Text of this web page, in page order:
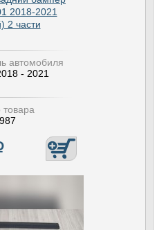
2018-2021
2 части
автомобиля
- 2021